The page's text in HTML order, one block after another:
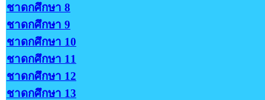
ชาดกศึกษา 8
ชาดกศึกษา 9
ชาดกศึกษา 10
ชาดกศึกษา 11
ชาดกศึกษา 12
ชาดกศึกษา 13